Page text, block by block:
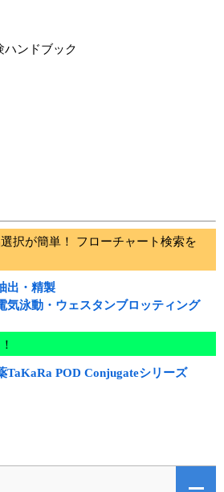
ハンドブック
択が簡単！ フローチャート検索を
出・精製
泳動・ウェスタンブロッティング
TaKaRa POD Conjugateシリーズ